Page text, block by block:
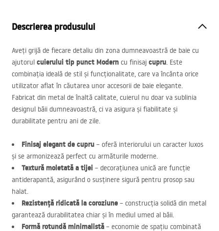
Descrierea produsului
Aveți grijă de fiecare detaliu din zona dumneavoastră de baie cu
ajutorul cuierului tip punct Modern cu finisaj cupru. Este
combinația ideală de stil și funcționalitate, care va încânta orice
utilizator aflat în căutarea unor accesorii de baie elegante.
Fabricat din metal de înaltă calitate, cuierul nu doar va sublinia
designul băii dumneavoastră, ci va asigura și fiabilitate și
durabilitate pentru ani de zile.
Finisaj elegant de cupru – oferă interiorului un caracter luxos
și se armonizează perfect cu armăturile moderne.
Textură moletată a tijei – decorațiunea unică are funcție
antiderapantă, asigurând o susținere sigură pentru prosop sau
halat.
Rezistență ridicată la coroziune – construcția solidă din metal
garantează durabilitatea chiar și în mediul umed al băii.
Formă rotundă minimalistă – economie de spațiu combinată